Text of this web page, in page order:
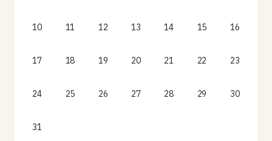
10 11 12 13 14 15 16
17 18 19 20 21 22 23
24 25 26 27 28 29 30
31